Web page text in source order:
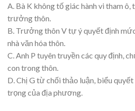
A. Bà K không tố giác hành vi tham ô,
trưởng thôn.
B. Trưởng thôn V tự ý quyết định
nhà văn hóa thôn.
C. Anh P tuyên truyền các quy định,
con trong thôn.
D. Chị G từ chối thảo luận, biểu
trọng của địa phương.